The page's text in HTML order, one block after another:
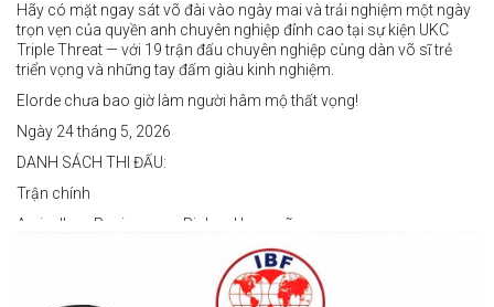
Hãy có mặt ngay sát võ đài vào ngày mai và trải nghiệm một ngày
trọn vẹn của quyền anh chuyên nghiệp đỉnh cao tại sự kiện UKC
Triple Threat — với 19 trận đấu chuyên nghiệp cùng dàn võ sĩ trẻ
triển vọng và những tay đấm giàu kinh nghiệm.
Elorde chưa bao giờ làm người hâm mộ thất vọng!
Ngày 24 tháng 5, 2026
DANH SÁCH THI ĐẤU:
Trận chính
Arvin Jhon Paciones vs Richard Laspoña
Zyvyr John Medecilo vs Tatsuro Nakashima